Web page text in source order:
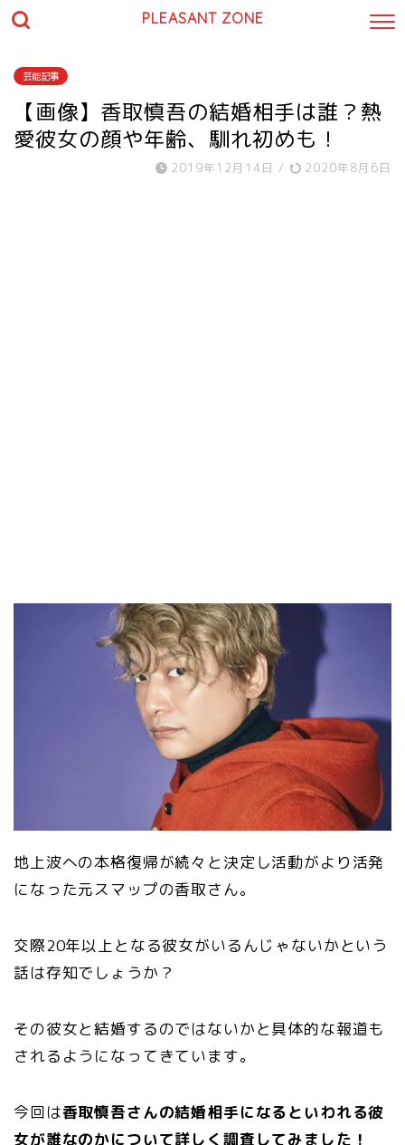
PLEASANT ZONE
芸能記事
【画像】香取慎吾の結婚相手は誰？熱
愛彼女の顔や年齢、馴れ初めも！
2019年12月14日 / 2020年8月6日
地上波への本格復帰が続々と決定し活動がより活発
になった元スマップの香取さん。
交際20年以上となる彼女がいるんじゃないかという
話は存知でしょうか？
その彼女と結婚するのではないかと具体的な報道も
されるようになってきています。
今回は香取慎吾さんの結婚相手になるといわれる彼
女が誰なのかについて詳しく調査してみました！